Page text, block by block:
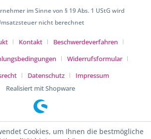
im Sinne von § 19 Abs. 1 UStG wird
nicht berechnet
Kontakt
Beschwerdeverfahren
Widerrufsformular
Datenschutz
Impressum
Realisiert mit Shopware
Cookies, um Ihnen die bestmögliche